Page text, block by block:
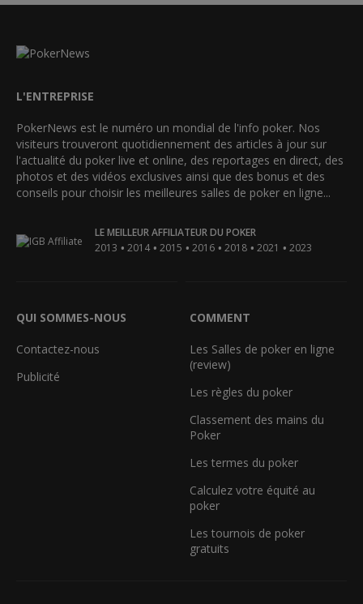
L'ENTREPRISE
PokerNews est le numéro un mondial de l'info poker. Nos
visiteurs trouveront quotidiennement des articles à jour sur
l'actualité du poker live et online, des reportages en direct, des
photos et des vidéos exclusives ainsi que des bonus et des
conseils pour choisir les meilleures salles de poker en ligne...
LE MEILLEUR AFFILIATEUR DU POKER
2013 • 2014 • 2015 • 2016 • 2018 • 2021 • 2023
QUI SOMMES-NOUS
Contactez-nous
Publicité
COMMENT
Les Salles de poker en ligne
(review)
Les règles du poker
Classement des mains du
Poker
Les termes du poker
Calculez votre équité au
poker
Les tournois de poker
gratuits